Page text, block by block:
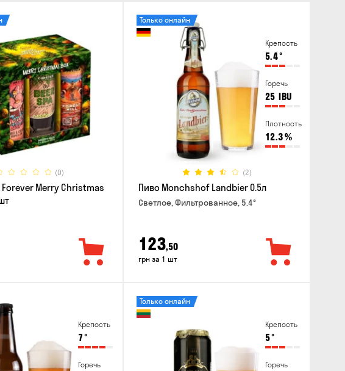
(0)
Merry Christmas
Крепость
5.4°
Горечь
25 IBU
Плотность
12.3%
(2)
Только онлайн
Пиво Monchshof Landbier 0.5л
Светлое, Фильтрованное, 5.4°
123,50
грн за 1 шт
Крепость
7°
Горечь
Крепость
5°
Горечь
Только онлайн